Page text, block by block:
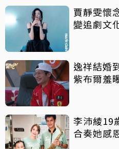
賈靜雯懷
變追劇文
逸祥結婚
紫布爾羞
李沛綾19
合奏她感